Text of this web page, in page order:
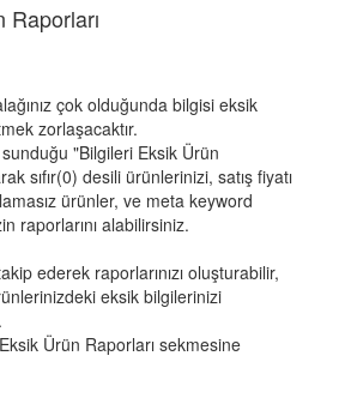
çok olduğunda bilgisi eksik
zorlaşacaktır.
sunduğu "Bilgileri Eksik Ürün
sıfır(0) desili ürünlerinizi, satış fiyatı
ürünler, ve meta keyword
raporlarını alabilirsiniz.
ederek raporlarınızı oluşturabilir,
eksik bilgilerinizi
Ürün Raporları sekmesine